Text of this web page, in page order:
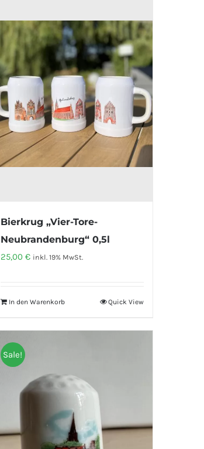
Bierkrug „Vier-Tore-
Neubrandenburg“ 0,5l
25,00 € inkl. 19% MwSt.
In den Warenkorb Quick View
Sale!